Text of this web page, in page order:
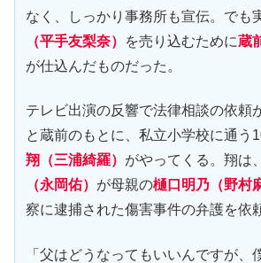
なく、しっかり事務所も宣伝。でも
（平手友梨奈）
を売り込むために蔵
が仕込んだものだった。
テレビ出演の反響で法律相談の依頼
と蔵前のもとに、私立小学校に通う
翔（三浦綺羅） がやってくる。翔は
（永岡佑） が母親の樋口明乃（野村
察に逮捕された傷害事件の弁護を依
「父はどうなってもいいんですが、